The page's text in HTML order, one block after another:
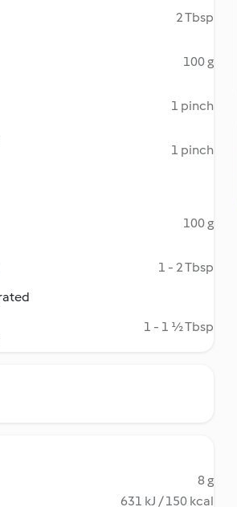
2 Tbsp
100 g
1 pinch
1 pinch
100 g
1 - 2 Tbsp
1 - 1 ½ Tbsp
8 g
631 kJ / 150 kcal